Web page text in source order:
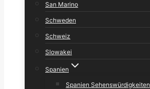
San Marino
Schweden
Schweiz
Slowakei
Spanien
Spanien Sehenswürdigkeiten